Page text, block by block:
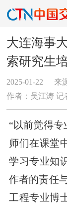
大连海事
索研究生
2025-01-22 来
作者：吴江涛 记
“以前觉得
师们在课堂
学习专业知
作者的责任
工程专业博